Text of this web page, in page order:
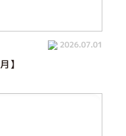
2026.07.01
】